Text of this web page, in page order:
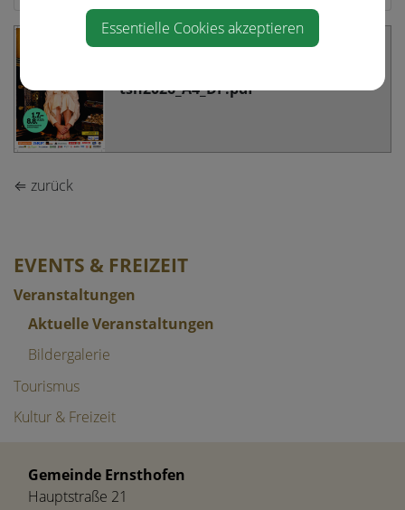
EVENTS & FREIZEIT
Veranstaltungen
Aktuelle Veranstaltungen
Bildergalerie
Tourismus
Kultur & Freizeit
tsh2026_A4_DF.pdf
⇐ zurück
Gemeinde Ernsthofen
Hauptstraße 21
Essentielle Cookies akzeptieren